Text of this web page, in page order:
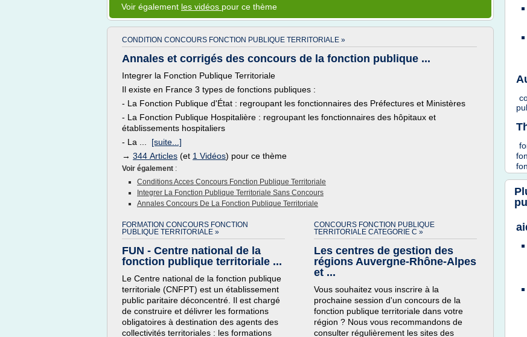
Voir également les vidéos pour ce thème
CONDITION CONCOURS FONCTION PUBLIQUE TERRITORIALE »
Annales et corrigés des concours de la fonction publique ...
Integrer la Fonction Publique Territoriale
Il existe en France 3 types de fonctions publiques :
- La Fonction Publique d'État : regroupant les fonctionnaires des Préfectures et Ministères
- La Fonction Publique Hospitalière : regroupant les fonctionnaires des hôpitaux et
établissements hospitaliers
- La ... [suite...]
→ 344 Articles (et 1 Vidéos) pour ce thème
Voir également :
Conditions Acces Concours Fonction Publique Territoriale
Integrer La Fonction Publique Territoriale Sans Concours
Annales Concours De La Fonction Publique Territoriale
FORMATION CONCOURS FONCTION
PUBLIQUE TERRITORIALE »
FUN - Centre national de la
fonction publique territoriale ...
Le Centre national de la fonction publique
territoriale (CNFPT) est un établissement
public paritaire déconcentré. Il est chargé
de construire et délivrer les formations
obligatoires à destination des agents des
collectivités territoriales : les formations
CONCOURS FONCTION PUBLIQUE
TERRITORIALE CATEGORIE C »
Les centres de gestion des
régions Auvergne-Rhône-Alpes
et ...
Vous souhaitez vous inscrire à la
prochaine session d'un concours de la
fonction publique territoriale dans votre
région ? Nous vous recommandons de
consulter régulièrement les sites des